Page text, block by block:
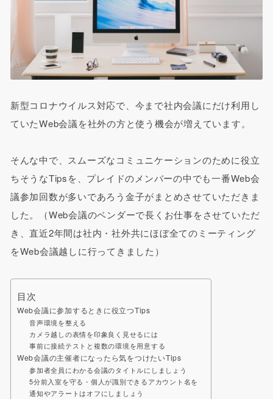
新型コロナウイルス対応で、今まで社内会議にだけ利用し
ていたWeb会議を社外の方と使う機会が増えています。
そんな中で、スムーズなコミュニケーションのために役立
ちそうなTipsを、プレイドのメンバーの中でも一番Web会
議参加回数が多いであろう金子がまとめさせていただきま
した。（Web会議のベンダーで長くお仕事をさせていただ
き、直近2年間は社内・社外共にほぼ全てのミーティング
をWeb会議越しに行ってきました）
目次
Web会議に参加するときに役立つTips
音声環境を整える
カメラ越しの表情を印象良く見せるには
事前に接続テストと複数の環境を用意する
Web会議の主催者になったら気をつけたいTips
参加者全員にわかる会議のタイトルにしましょう
5分前入室を守る・個人が識別できるアカウント名を
通知やアラートはオフにしましょう